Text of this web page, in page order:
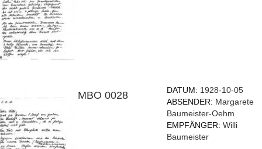
MBO 0028 DATUM: 1928-10-05
ABSENDER: Margarete
Baumeister-Oehm
EMPFÄNGER:Willi
Baumeister